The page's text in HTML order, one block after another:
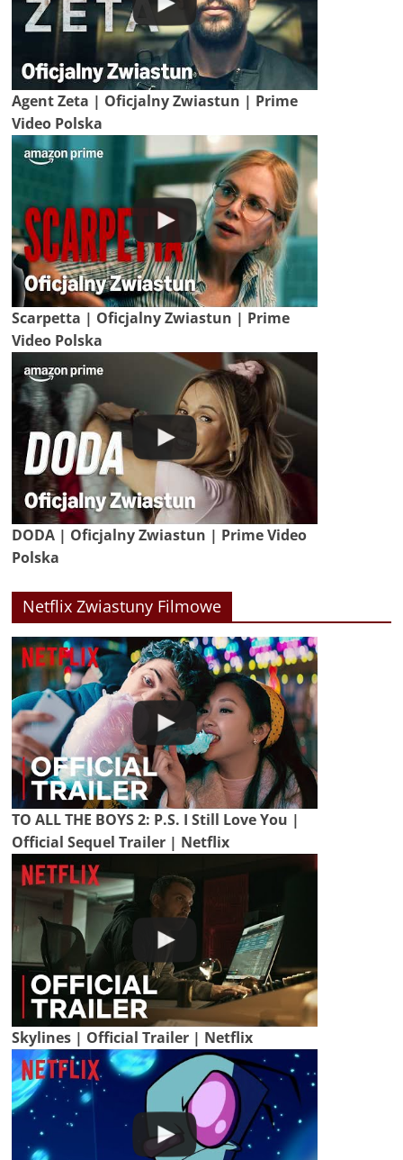
Agent Zeta | Oficjalny Zwiastun | Prime
Video Polska
Scarpetta | Oficjalny Zwiastun | Prime
Video Polska
DODA | Oficjalny Zwiastun | Prime Video
Polska
Netflix Zwiastuny Filmowe
TO ALL THE BOYS 2: P.S. I Still Love You |
Official Sequel Trailer | Netflix
Skylines | Official Trailer | Netflix